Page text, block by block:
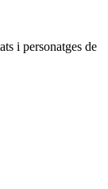
i personatges de